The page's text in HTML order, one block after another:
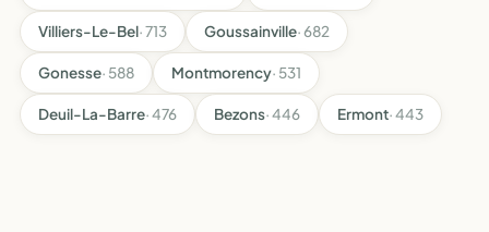
Villiers-Le-Bel· 713 Goussainville· 682
Gonesse· 588 Montmorency· 531
Deuil-La-Barre· 476 Bezons· 446 Ermont· 443